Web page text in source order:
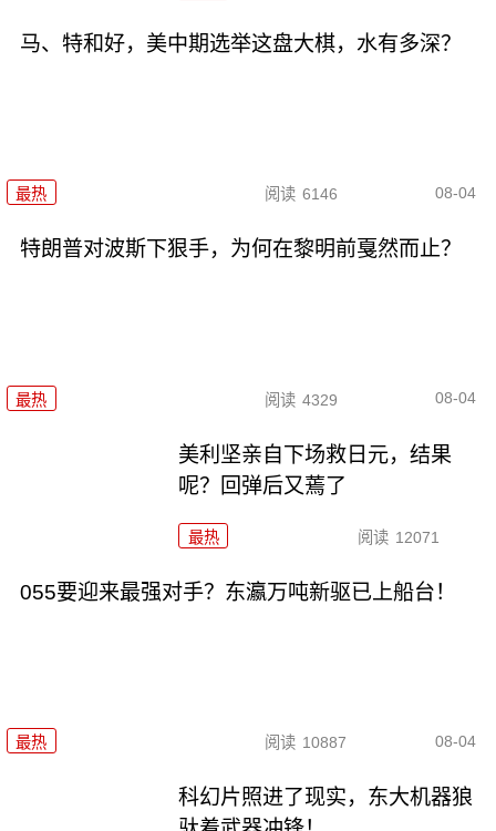
马、特和好，美中期选举这盘大棋，水有多深？
最热 阅读 6146 08-04
特朗普对波斯下狠手，为何在黎明前戛然而止？
最热 阅读 4329 08-04
美利坚亲自下场救日元，结果
呢？回弹后又蔫了
最热 阅读 12071
055要迎来最强对手？东瀛万吨新驱已上船台！
最热 阅读 10887 08-04
科幻片照进了现实，东大机器狼